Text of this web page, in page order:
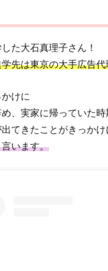
た大石真理子さん！
学先は東京の大手広告代
けに
、実家に帰っていた
てきたことがきっかけ
います。